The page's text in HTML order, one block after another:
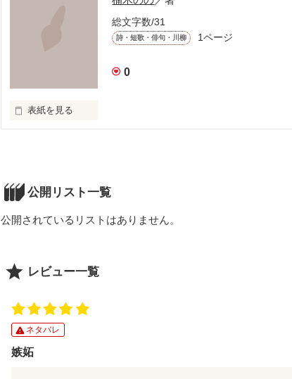
総文字数/31
詩・短歌・俳句・川柳 1ページ
0
表紙を見る
ひとこと言います。
公開リスト一覧
公開されているリストはありません。
レビュー一覧
ネタバレ
嫉妬